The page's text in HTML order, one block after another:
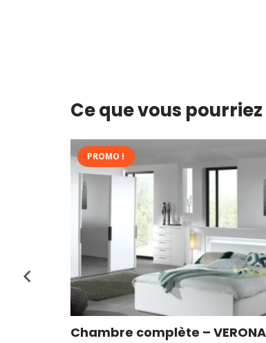
Ce que vous
PROMO !
Chambre complète – VERONA